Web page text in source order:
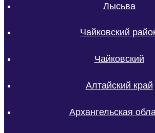
Лысьва
Чайковский
Чайковский
Алтайский край
Архангельская